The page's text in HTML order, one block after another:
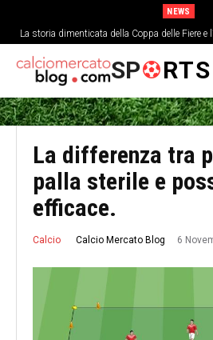
NEWS
La storia dimenticata della Coppa delle Fiere e
SP RTS
La differenza tra
palla sterile e
efficace.
Calcio Calcio Mercato Blog 6